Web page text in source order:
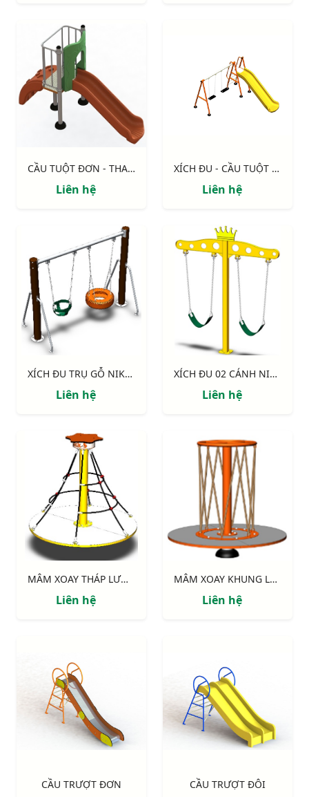
CẦU TUỘT ĐƠN - THANG NHỰA NIK5131A
Liên hệ
XÍCH ĐU - CẦU TUỘT NIK731009-1
Liên hệ
XÍCH ĐU TRỤ GỖ NIK734447-4
Liên hệ
XÍCH ĐU 02 CÁNH NIK734447-3
Liên hệ
MÂM XOAY THÁP LƯỚI NIK734445T
Liên hệ
MÂM XOAY KHUNG LƯỚI NIK734445L
Liên hệ
CẦU TRƯỢT ĐƠN CẦU TRƯỢT ĐÔI